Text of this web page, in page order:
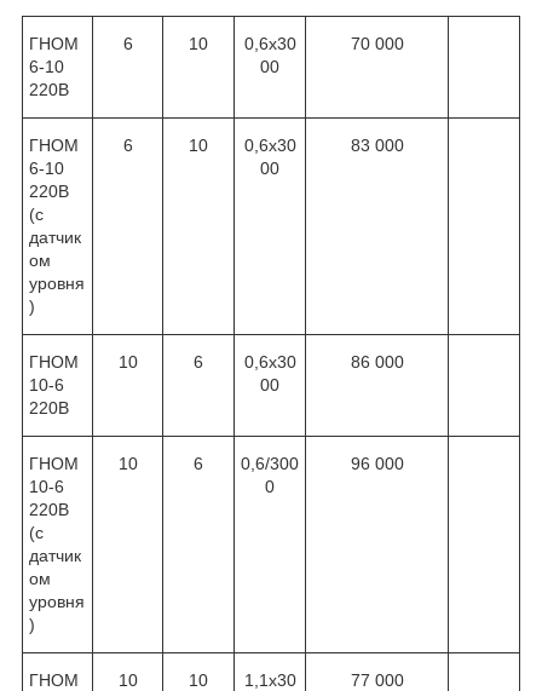
ГНОМ
6-10
220В
6 10
0,6x30
00
70 000
ГНОМ
6-10
220В
(с
датчик
ом
уровня
)
6 10
0,6x30
00
83 000
ГНОМ
10-6
220В
10 6
0,6x30
00
86 000
ГНОМ
10-6
220В
(с
датчик
ом
уровня
)
10 6
0,6/300
0
96 000
ГНОМ
10 10
1,1x30
77 000